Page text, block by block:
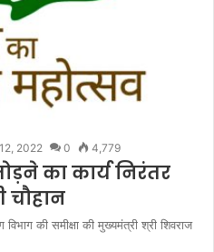
2022 0 4,779
का कार्य निरंतर
चौहान
विभाग की समीक्षा की मुख्यमंत्री श्री शिवराज